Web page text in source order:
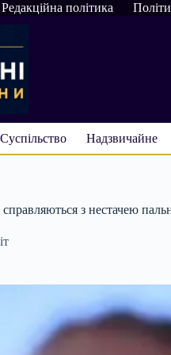
Редакційна політика
Суспільство Надзвичайне
справляються з нестачею